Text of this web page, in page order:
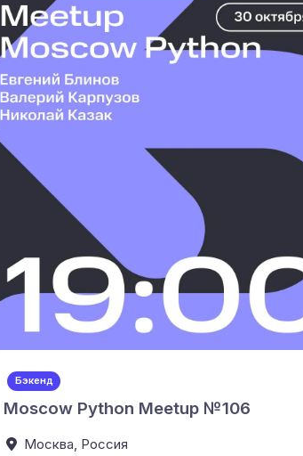
Бэкенд
Moscow Python Meetup №106
Москва, Россия